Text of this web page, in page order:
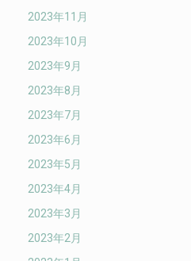
2023年11月
2023年10月
2023年9月
2023年8月
2023年7月
2023年6月
2023年5月
2023年4月
2023年3月
2023年2月